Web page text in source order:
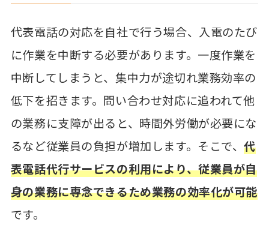
代表電話の対応を自社で行う場合、入電のたび
に作業を中断する必要があります。一度作業を
中断してしまうと、集中力が途切れ業務効率の
低下を招きます。問い合わせ対応に追われて他
の業務に支障が出ると、時間外労働が必要にな
るなど従業員の負担が増加します。そこで、代
表電話代行サービスの利用により、従業員が自
身の業務に専念できるため業務の効率化が可能
です。